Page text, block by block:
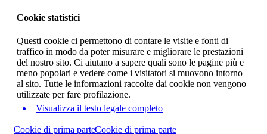
Cookie statistici
Questi cookie ci permettono di contare le visite e fonti di
traffico in modo da poter misurare e migliorare le prestazioni
del nostro sito. Ci aiutano a sapere quali sono le pagine più e
meno popolari e vedere come i visitatori si muovono intorno
al sito. Tutte le informazioni raccolte dai cookie non vengono
utilizzate per fare profilazione.
Visualizza il testo legale completo
Cookie di prima parteCookie di prima parte